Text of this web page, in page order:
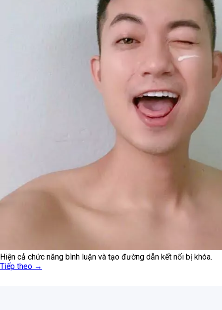
Hiện cả chức năng bình luận và tạo đường dẫn kết nối bị khóa.
Tiếp theo →